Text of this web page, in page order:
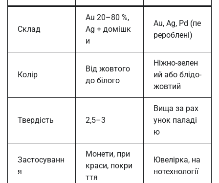
Склад
Au 20–80 %,
Ag + домішк
и
Au, Ag, Pd (пе
рероблені)
Колір
Від жовтого
до білого
Ніжно-зелен
ий або блідо-
жовтий
Твердість 2,5–3
Вища за рах
унок паладі
ю
Застосуванн
я
Монети, при
краси, покри
ття
Ювелірка, на
нотехнології